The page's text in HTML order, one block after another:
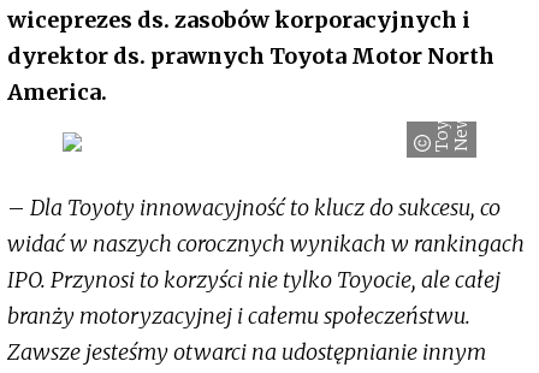
wiceprezes ds. zasobów korporacyjnych i
dyrektor ds. prawnych Toyota Motor North
America.
T
o
y
o
t
a
N
e
ws
– Dla Toyoty innowacyjność to klucz do sukcesu, co
widać w naszych corocznych wynikach w rankingach
IPO. Przynosi to korzyści nie tylko Toyocie, ale całej
branży motoryzacyjnej i całemu społeczeństwu.
Zawsze jesteśmy otwarci na udostępnianie innym